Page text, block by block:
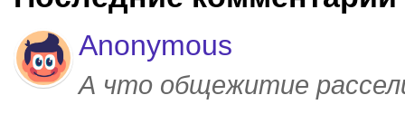
Anonymous
А что общежитие